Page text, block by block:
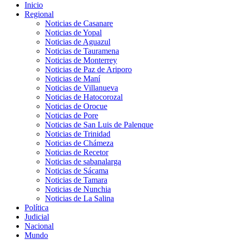
Inicio
Regional
Noticias de Casanare
Noticias de Yopal
Noticias de Aguazul
Noticias de Tauramena
Noticias de Monterrey
Noticias de Paz de Ariporo
Noticias de Maní
Noticias de Villanueva
Noticias de Hatocorozal
Noticias de Orocue
Noticias de Pore
Noticias de San Luis de Palenque
Noticias de Trinidad
Noticias de Chámeza
Noticias de Recetor
Noticias de sabanalarga
Noticias de Sácama
Noticias de Tamara
Noticias de Nunchia
Noticias de La Salina
Política
Judicial
Nacional
Mundo